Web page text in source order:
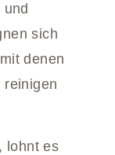
sich
denen
reinigen
lohnt es